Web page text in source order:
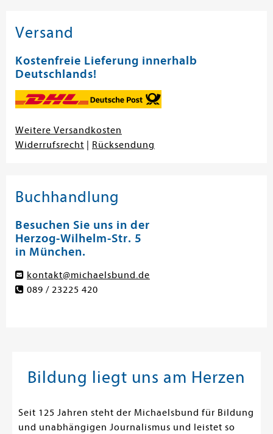
Versand
Kostenfreie Lieferung innerhalb
Deutschlands!
Weitere Versandkosten
Widerrufsrecht
Rücksendung
Buchhandlung
Besuchen Sie uns in der
Herzog-Wilhelm-Str. 5
in München.
kontakt@michaelsbund.de
089 / 23225 420
Bildung liegt uns am Herzen
Seit 125 Jahren steht der Michaelsbund für Bildung
und unabhängigen Journalismus und leistet so